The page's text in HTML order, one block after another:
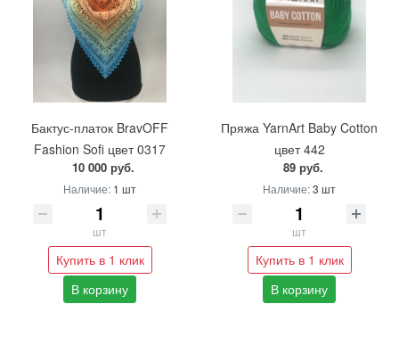
Бактус-платок BravOFF
Fashion Sofi цвет 0317
10 000 руб.
Наличие: 1 шт
шт
Купить в 1 клик
В корзину
Пряжа YarnArt Baby Cotton
цвет 442
89 руб.
Наличие:3 шт
шт
Купить в 1 клик
В корзину